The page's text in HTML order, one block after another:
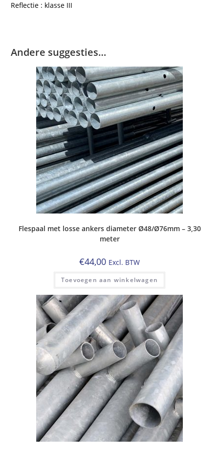
Reflectie : klasse III
Andere suggesties…
Flespaal met losse ankers diameter Ø48/Ø76mm – 3,30
meter
€44,00 Excl. BTW
Toevoegen aan winkelwagen